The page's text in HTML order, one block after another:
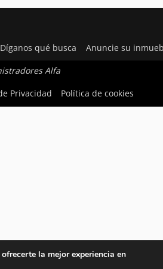
Díganos qué busca Anuncie su
Alfa
Privacidad Política de cookies
la mejor experiencia en